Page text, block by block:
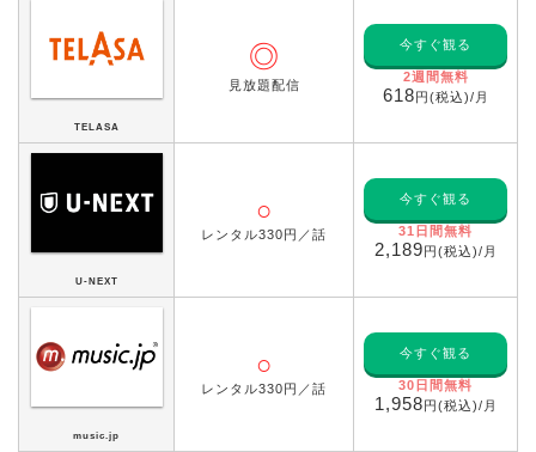
TELASA
◎
見放題配信
今すぐ観る
2週間無料
618 円(税込)/月
U-NEXT
○
レンタル330円／話
今すぐ観る
31日間無料
2,189 円(税込)/月
music.jp
○
レンタル330円／話
今すぐ観る
30日間無料
1,958 円(税込)/月